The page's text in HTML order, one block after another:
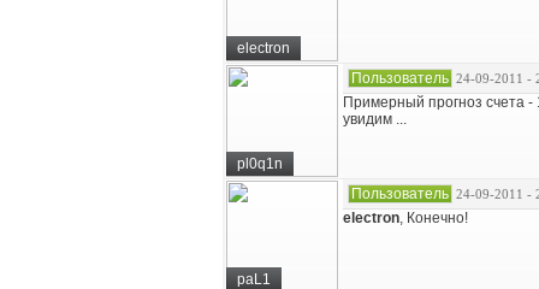
electron
pl0q1n
Пользователь 24-09-2011 -
Примерный прогноз счета -
увидим ...
paL1
Пользователь 24-09-2011 -
electron, Конечно!